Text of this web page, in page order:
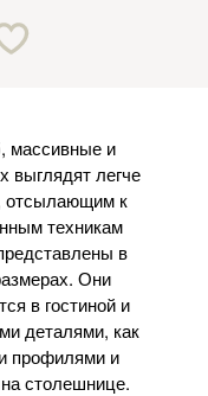
массивные и
выглядят легче
отсылающим к
техникам
в
Они
в гостиной и
деталями, как
профилями и
столешнице.